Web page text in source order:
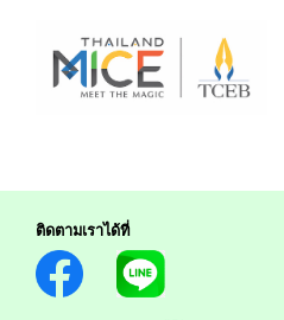
ติดตามเราได้ที่